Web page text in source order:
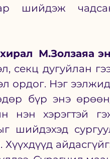
шийдэж
М.Золзаяа
секц дугуйлан
ордог. Нэг
бүр энэ
нэн хэрэгтэй
шийдэхэд